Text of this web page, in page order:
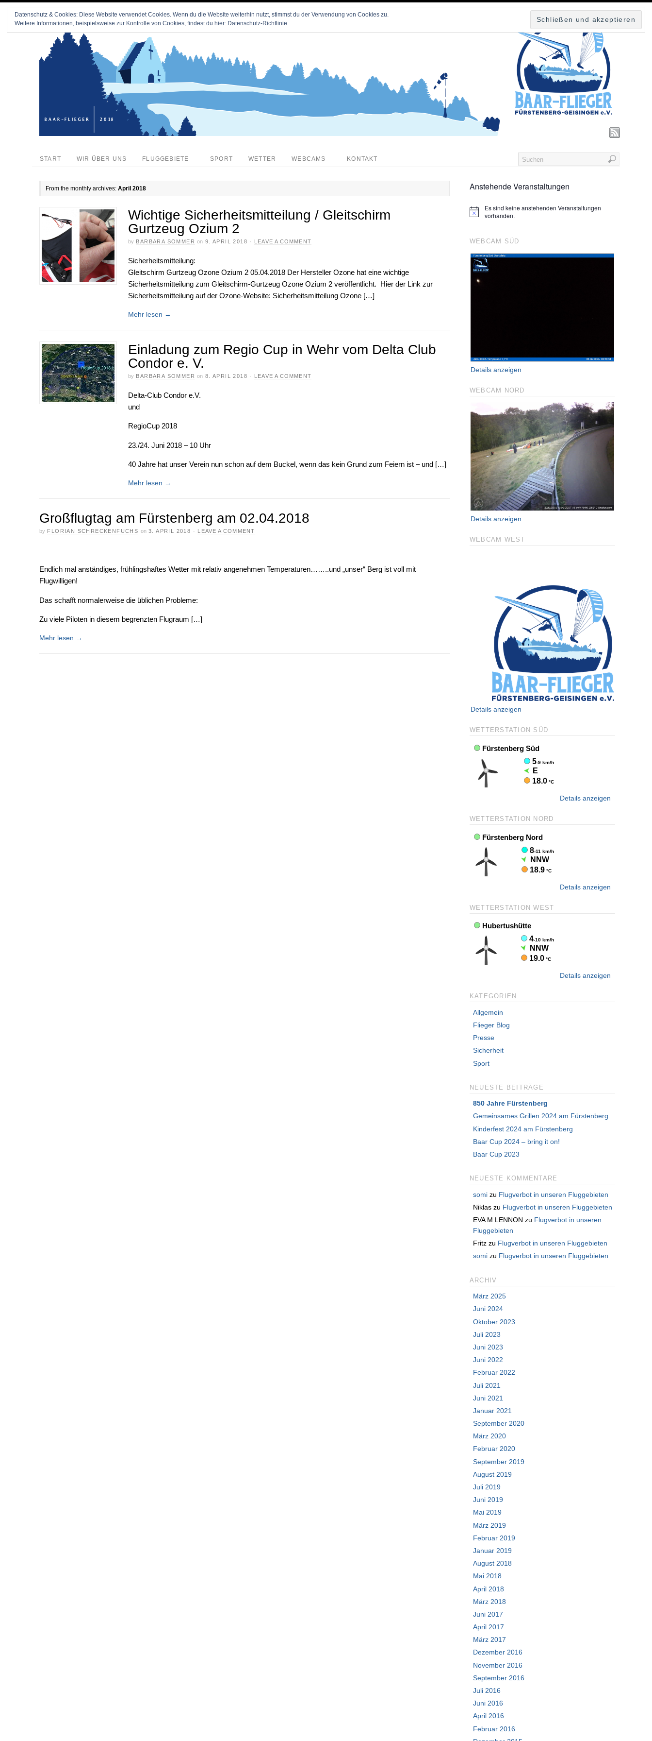
START WIR ÜBER UNS FLUGGEBIETE SPORT WETTER WEBCAMS KONTAKT
From the monthly archives: April 2018
Wichtige Sicherheitsmitteilung / Gleitschirm
Gurtzeug Ozium 2
by BARBARA SOMMER on 9. APRIL 2018 · LEAVE A COMMENT
Sicherheitsmitteilung:
Gleitschirm Gurtzeug Ozone Ozium 2 05.04.2018 Der Hersteller Ozone hat eine wichtige
Sicherheitsmitteilung zum Gleitschirm-Gurtzeug Ozone Ozium 2 veröffentlicht. Hier der Link zur
Sicherheitsmitteilung auf der Ozone-Website: Sicherheitsmitteilung Ozone […]
Mehr lesen →
Einladung zum Regio Cup in Wehr vom Delta Club
Condor e. V.
by BARBARA SOMMER on 8. APRIL 2018 · LEAVE A COMMENT
Delta-Club Condor e.V.
und
RegioCup 2018
23./24. Juni 2018 – 10 Uhr
40 Jahre hat unser Verein nun schon auf dem Buckel, wenn das kein Grund zum Feiern ist – und […]
Mehr lesen →
Großflugtag am Fürstenberg am 02.04.2018
by FLORIAN SCHRECKENFUCHS on 3. APRIL 2018 · LEAVE A COMMENT
Endlich mal anständiges, frühlingshaftes Wetter mit relativ angenehmen Temperaturen……..und „unser“ Berg ist voll mit
Flugwilligen!
Das schafft normalerweise die üblichen Probleme:
Zu viele Piloten in diesem begrenzten Flugraum […]
Mehr lesen →
Anstehende Veranstaltungen
Es sind keine anstehenden Veranstaltungen
vorhanden.
WEBCAM SÜD
Details anzeigen
WEBCAM NORD
Details anzeigen
WEBCAM WEST
Details anzeigen
WETTERSTATION SÜD
Details anzeigen
WETTERSTATION NORD
Details anzeigen
WETTERSTATION WEST
Details anzeigen
KATEGORIEN
Allgemein
Flieger Blog
Presse
Sicherheit
Sport
NEUESTE BEITRÄGE
850 Jahre Fürstenberg
Gemeinsames Grillen 2024 am Fürstenberg
Kinderfest 2024 am Fürstenberg
Baar Cup 2024 – bring it on!
Baar Cup 2023
NEUESTE KOMMENTARE
somi zu Flugverbot in unseren Fluggebieten
Niklas zu Flugverbot in unseren Fluggebieten
EVA M LENNON zu Flugverbot in unseren
Fluggebieten
Fritz zu Flugverbot in unseren Fluggebieten
somi zu Flugverbot in unseren Fluggebieten
ARCHIV
März 2025
Juni 2024
Oktober 2023
Juli 2023
Juni 2023
Juni 2022
Februar 2022
Juli 2021
Juni 2021
Januar 2021
September 2020
März 2020
Februar 2020
September 2019
August 2019
Juli 2019
Juni 2019
Mai 2019
März 2019
Februar 2019
Januar 2019
August 2018
Mai 2018
April 2018
März 2018
Juni 2017
April 2017
März 2017
Dezember 2016
November 2016
September 2016
Juli 2016
Juni 2016
April 2016
Februar 2016
Datenschutz & Cookies: Diese Website verwendet Cookies. Wenn du die Website weiterhin nutzt, stimmst du der Verwendung von Cookies zu.
Weitere Informationen, beispielsweise zur Kontrolle von Cookies, findest du hier: Datenschutz-Richtlinie